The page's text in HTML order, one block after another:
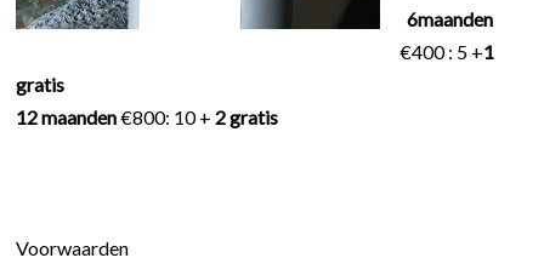
6maanden
€400 : 5 +1
gratis
12 maanden€800: 10 + 2 gratis
Voorwaarden